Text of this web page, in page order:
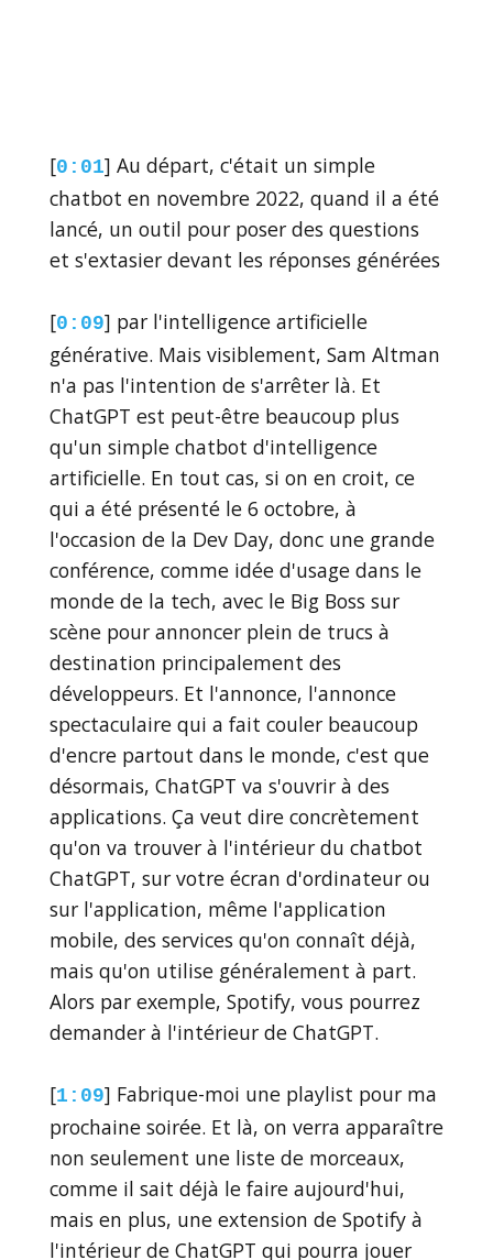
[0:01] Au départ, c'était un simple
chatbot en novembre 2022, quand il a été
lancé, un outil pour poser des questions
et s'extasier devant les réponses générées
[0:09] par l'intelligence artificielle
générative. Mais visiblement, Sam Altman
n'a pas l'intention de s'arrêter là. Et
ChatGPT est peut-être beaucoup plus
qu'un simple chatbot d'intelligence
artificielle. En tout cas, si on en croit, ce
qui a été présenté le 6 octobre, à
l'occasion de la Dev Day, donc une grande
conférence, comme idée d'usage dans le
monde de la tech, avec le Big Boss sur
scène pour annoncer plein de trucs à
destination principalement des
développeurs. Et l'annonce, l'annonce
spectaculaire qui a fait couler beaucoup
d'encre partout dans le monde, c'est que
désormais, ChatGPT va s'ouvrir à des
applications. Ça veut dire concrètement
qu'on va trouver à l'intérieur du chatbot
ChatGPT, sur votre écran d'ordinateur ou
sur l'application, même l'application
mobile, des services qu'on connaît déjà,
mais qu'on utilise généralement à part.
Alors par exemple, Spotify, vous pourrez
demander à l'intérieur de ChatGPT.
[1:09] Fabrique-moi une playlist pour ma
prochaine soirée. Et là, on verra apparaître
non seulement une liste de morceaux,
comme il sait déjà le faire aujourd'hui,
mais en plus, une extension de Spotify à
l'intérieur de ChatGPT qui pourra jouer